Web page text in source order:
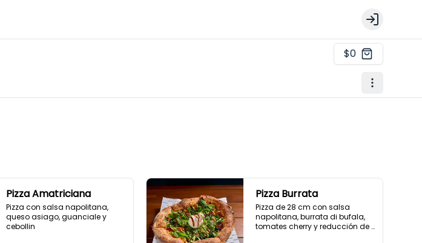
Login
$0
Pizza Amatriciana
Pizza con salsa napolitana,
queso asiago, guanciale y
cebollin
Pizza Burrata
Pizza de 28 cm con salsa
napolitana, burrata di bufala,
tomates cherry y reducción de